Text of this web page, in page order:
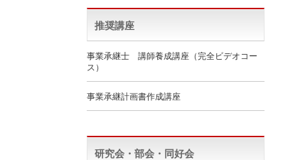
推奨講座
事業承継士 講師養成講座（完全ビデオコー
ス）
事業承継計画書作成講座
研究会・部会・同好会